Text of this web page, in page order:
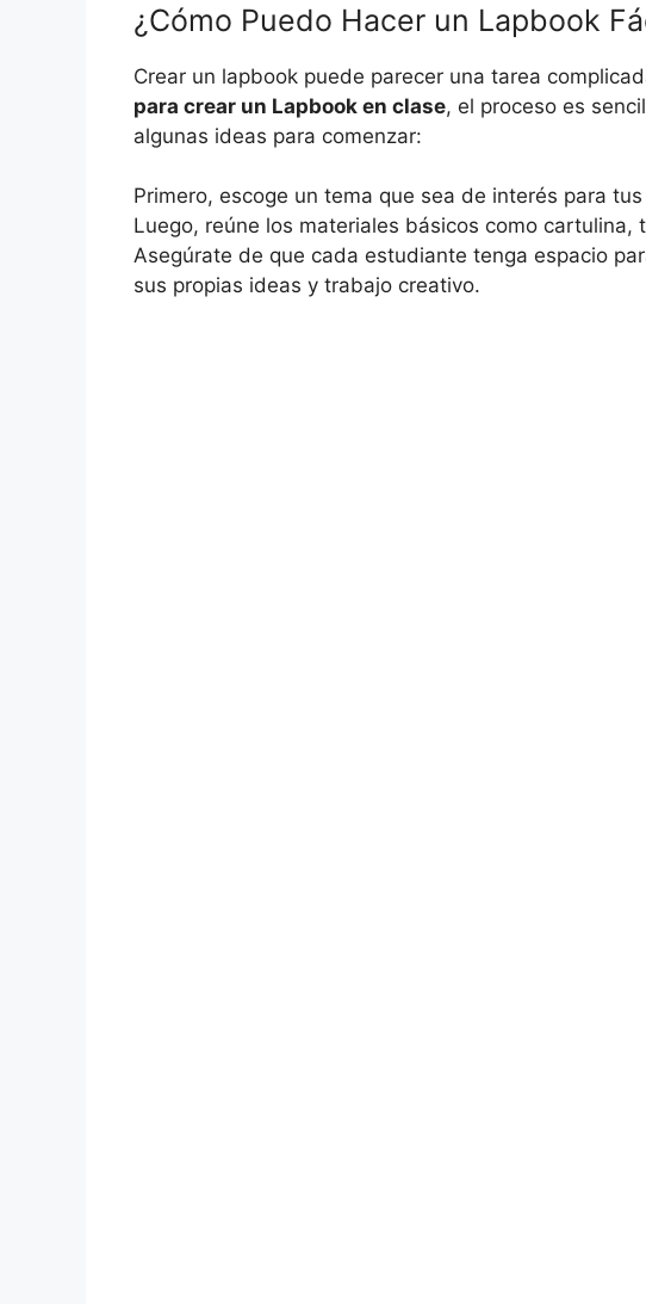
¿Cómo Puedo Hacer un Lapbook
Crear un lapbook puede parecer una tarea
para crear un Lapbook en clase, el proceso es
algunas ideas para comenzar:
Primero, escoge un tema que sea de interés para
Luego, reúne los materiales básicos como cartulina,
Asegúrate de que cada estudiante tenga espacio
sus propias ideas y trabajo creativo.